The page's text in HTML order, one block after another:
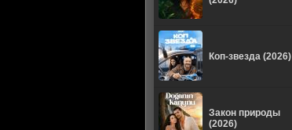
Коп-звезда (2026)
Закон природы
(2026)